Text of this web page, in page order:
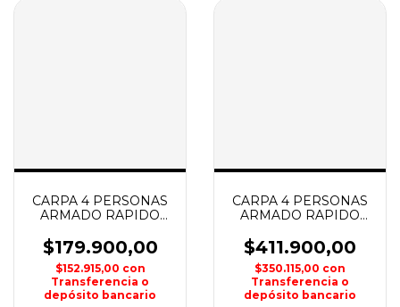
CARPA 4 PERSONAS
ARMADO RAPIDO
MCKINLEY
$179.900,00
$152.915,00 con
Transferencia o
depósito bancario
CARPA 4 PERSONAS
ARMADO RAPIDO
MCKINLEY
$411.900,00
$350.115,00 con
Transferencia o
depósito bancario